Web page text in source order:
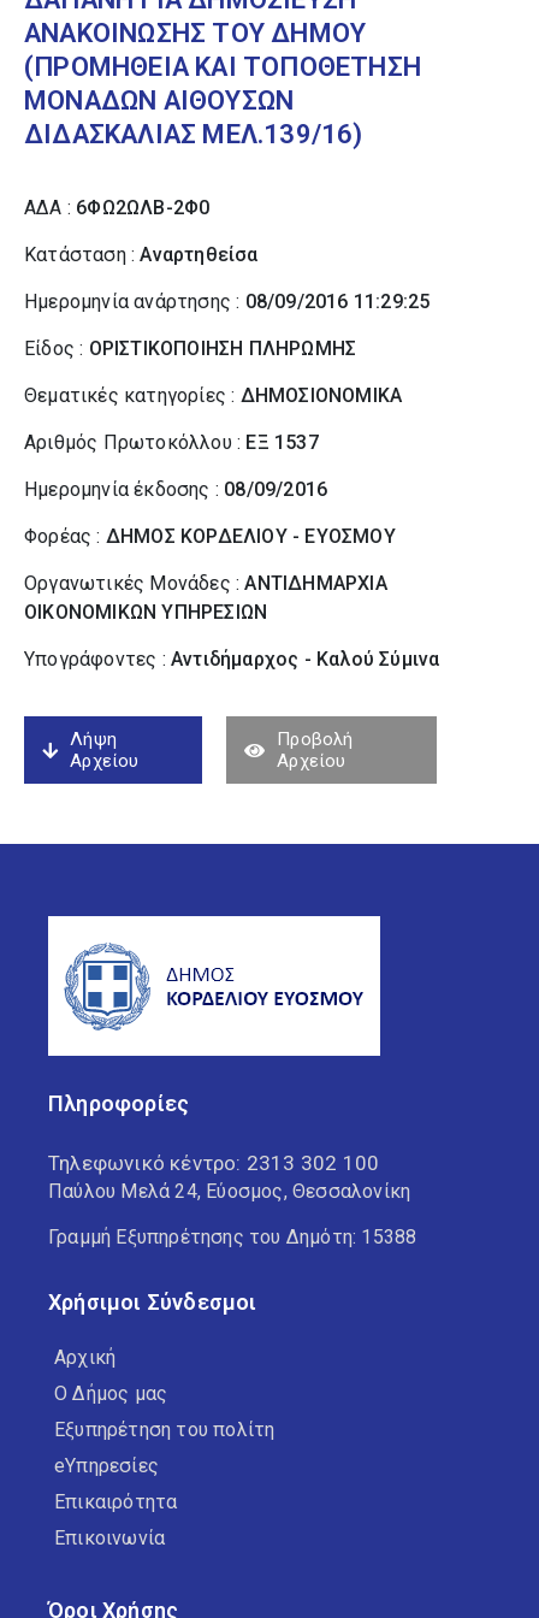
ΑΝΑΚΟΙΝΩΣΗΣ ΤΟΥ ΔΗΜΟΥ
(ΠΡΟΜΗΘΕΙΑ ΚΑΙ ΤΟΠΟΘΕΤΗΣΗ
ΜΟΝΑΔΩΝ ΑΙΘΟΥΣΩΝ
ΔΙΔΑΣΚΑΛΙΑΣ ΜΕΛ.139/16)
ΑΔΑ : 6ΦΩ2ΩΛΒ-2Φ0
Κατάσταση :Αναρτηθείσα
Ημερομηνία ανάρτησης : 08/09/2016 11:29:25
Είδος : ΟΡΙΣΤΙΚΟΠΟΙΗΣΗ ΠΛΗΡΩΜΗΣ
Θεματικές κατηγορίες : ΔΗΜΟΣΙΟΝΟΜΙΚΑ
Αριθμός Πρωτοκόλλου : ΕΞ 1537
Ημερομηνία έκδοσης : 08/09/2016
Φορέας : ΔΗΜΟΣ ΚΟΡΔΕΛΙΟΥ - ΕΥΟΣΜΟΥ
Οργανωτικές Μονάδες :ΑΝΤΙΔΗΜΑΡΧΙΑ
ΟΙΚΟΝΟΜΙΚΩΝ ΥΠΗΡΕΣΙΩΝ
Υπογράφοντες : Αντιδήμαρχος - Καλού Σύµινα
Λήψη
Αρχείου
Προβολή
Αρχείου
Πληροφορίες
Τηλεφωνικό κέντρο: 2313 302 100
Παύλου Μελά 24, Εύοσμος, Θεσσαλονίκη
Γραμμή Εξυπηρέτησης του Δημότη: 15388
Χρήσιμοι Σύνδεσμοι
Αρχική
Ο Δήμος μας
Εξυπηρέτηση του πολίτη
eΥπηρεσίες
Επικαιρότητα
Επικοινωνία
Όροι Χρήσης